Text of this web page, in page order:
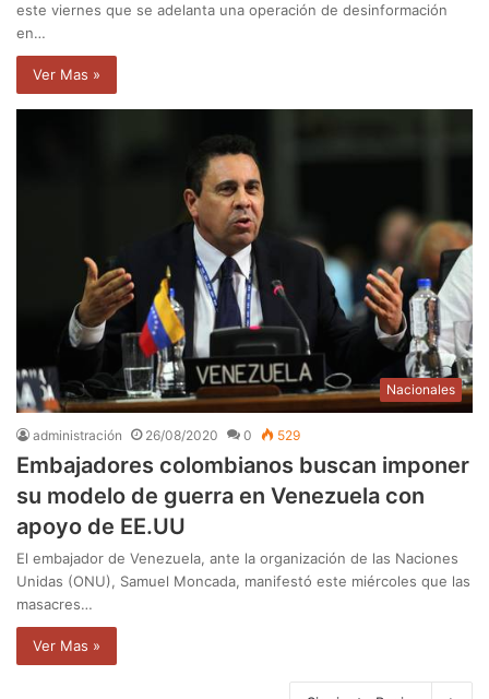
este viernes que se adelanta una operación de desinformación
en…
Ver Mas »
Nacionales
administración 26/08/2020 0 529
Embajadores colombianos buscan imponer
su modelo de guerra en Venezuela con
apoyo de EE.UU
El embajador de Venezuela, ante la organización de las Naciones
Unidas (ONU), Samuel Moncada, manifestó este miércoles que las
masacres…
Ver Mas »